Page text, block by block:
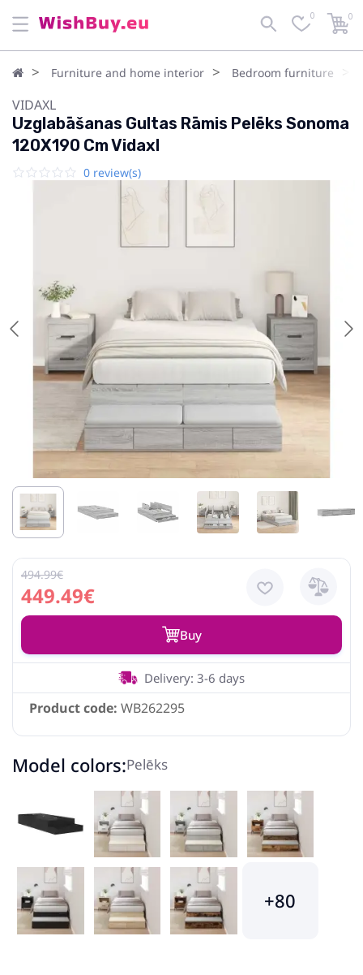
0 0
Furniture and home interior Bedroom furniture
VIDAXL
Uzglabāšanas Gultas Rāmis Pelēks Sonoma
120X190 Cm Vidaxl
0 review(s)
449.49€
494.99€
Buy
Product code: WB262295
Delivery: 3-6 days
Model colors:Pelēks
+80